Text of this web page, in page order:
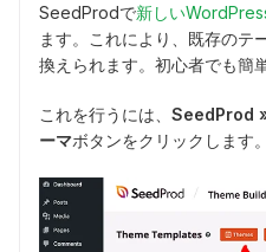
SeedProdで新しい
ます。これにより、既存のテ
換えられます。初心者でも簡
これを行うには、 SeedProd
ーマボタンをクリックします。